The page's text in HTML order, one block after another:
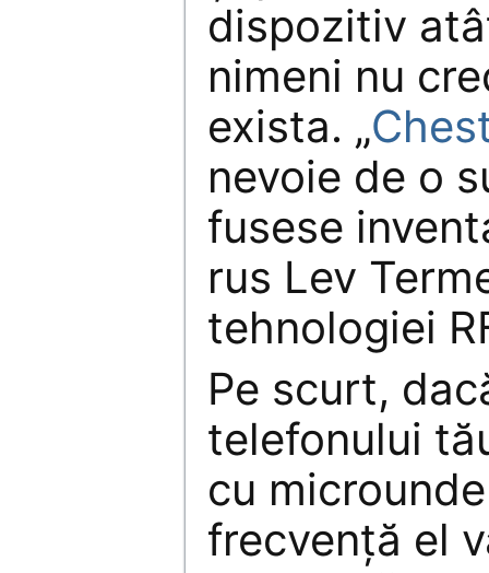
dispozitiv
nimeni nu
exista. „
nevoie de o
fusese
rus Lev
tehnologiei
Pe scurt,
telefonului
cu
frecvenţă el